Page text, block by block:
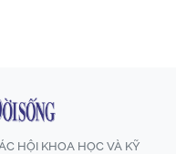
HỘI KHOA HỌC VÀ KỸ